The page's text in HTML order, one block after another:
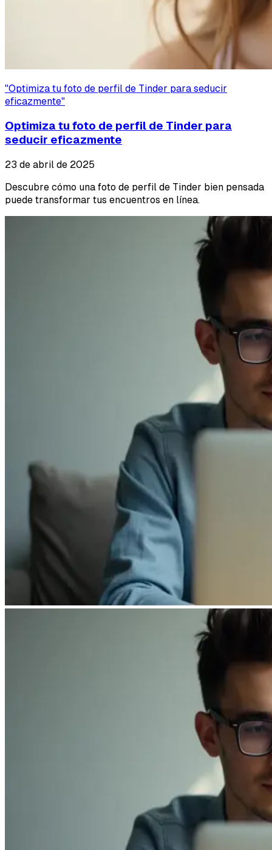
"Optimiza tu foto de perfil de Tinder para seducir
eficazmente"
Optimiza tu foto de perfil de Tinder para
seducir eficazmente
23 de abril de 2025
Descubre cómo una foto de perfil de Tinder bien pensada
puede transformar tus encuentros en línea.